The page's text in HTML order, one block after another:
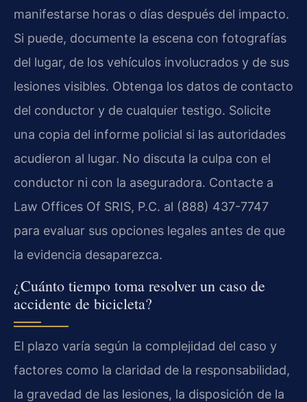
manifestarse horas o días después del impacto.
Si puede, documente la escena con fotografías
del lugar, de los vehículos involucrados y de sus
lesiones visibles. Obtenga los datos de contacto
del conductor y de cualquier testigo. Solicite
una copia del informe policial si las autoridades
acudieron al lugar. No discuta la culpa con el
conductor ni con la aseguradora. Contacte a
Law Offices Of SRIS, P.C. al (888) 437-7747
para evaluar sus opciones legales antes de que
la evidencia desaparezca.
¿Cuánto tiempo toma resolver un caso de
accidente de bicicleta?
El plazo varía según la complejidad del caso y
factores como la claridad de la responsabilidad,
la gravedad de las lesiones, la disposición de la